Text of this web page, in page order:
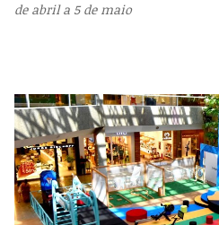
de abril a 5 de maio